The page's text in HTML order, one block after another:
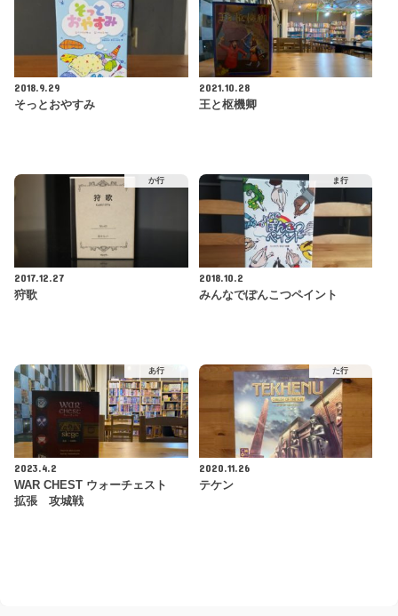
2018.9.29
そっとおやすみ
2021.10.28
王と枢機卿
か行
2017.12.27
狩歌
ま行
2018.10.2
みんなでぽんこつペイント
あ行
2023.4.2
WAR CHEST ウォーチェスト
拡張 攻城戦
た行
2020.11.26
テケン